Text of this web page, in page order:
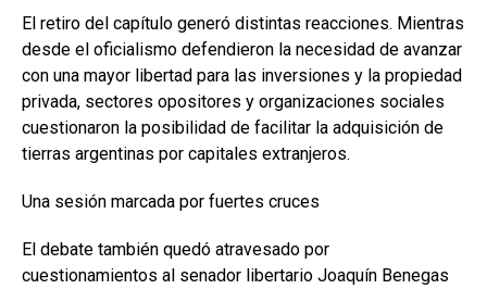
El retiro del capítulo generó distintas reacciones. Mientras
desde el oficialismo defendieron la necesidad de avanzar
con una mayor libertad para las inversiones y la propiedad
privada, sectores opositores y organizaciones sociales
cuestionaron la posibilidad de facilitar la adquisición de
tierras argentinas por capitales extranjeros.
Una sesión marcada por fuertes cruces
El debate también quedó atravesado por
cuestionamientos al senador libertario Joaquín Benegas